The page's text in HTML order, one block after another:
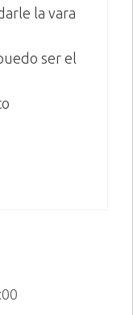
la vara
ser el